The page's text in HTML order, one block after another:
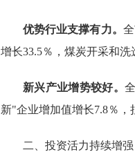
优势行业支撑有力。
增长33.5％，煤炭开采和
新兴产业增势较好。
新"企业增加值增长7.8％，
二、投资活力持续增